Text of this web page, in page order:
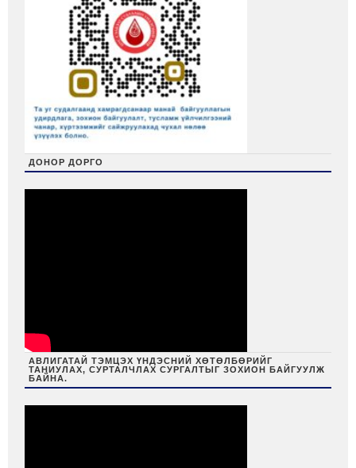
ДОНОР ДОРГО
АВЛИГАТАЙ ТЭМЦЭХ ҮНДЭСНИЙ ХӨТӨЛБӨРИЙГ
ТАНИУЛАХ, СУРТАЛЧЛАХ СУРГАЛТЫГ ЗОХИОН БАЙГУУЛЖ
БАЙНА.